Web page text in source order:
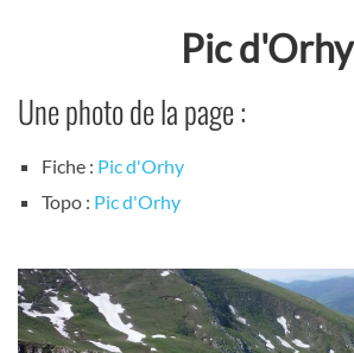
Pic d'Orhy
Une photo de la page :
Fiche : Pic d'Orhy
Topo : Pic d'Orhy